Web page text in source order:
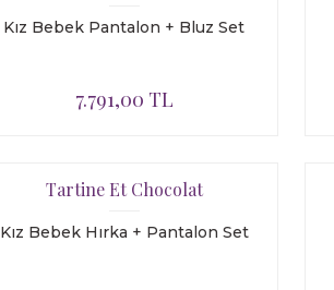
Kız Bebek Pantalon + Bluz Set
7.791,00 TL
Tartine Et Chocolat
Kız Bebek Hırka + Pantalon Set